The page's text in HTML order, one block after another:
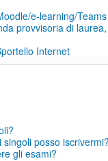
e-learning/Teams
provvisoria di
Internet
posso
gli esami?